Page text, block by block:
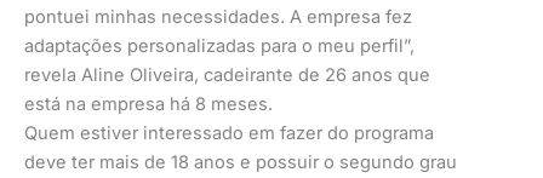
pontuei minhas necessidades. A empresa fez
adaptações personalizadas para o meu perfil”,
revela Aline Oliveira, cadeirante de 26 anos que
está na empresa há 8 meses.
Quem estiver interessado em fazer do programa
deve ter mais de 18 anos e possuir o segundo grau